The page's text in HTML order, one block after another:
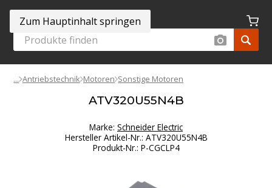
Zum Hauptinhalt springen
Antriebstechnik Motoren Sonstige Motoren
ATV320U55N4B
Marke: Schneider Electric
Hersteller Artikel-Nr.: ATV320U55N4B
Produkt-Nr.: P-CGCLP4